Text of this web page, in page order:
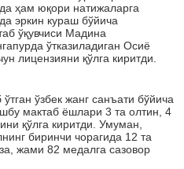
ҳам юқори натижаларга
эркин кураш бўйича
ўқувчиси Мадина
ўтказиладиган Осиё
лицензияни қўлга киритди.
ўзбек жанг санъати бўйича
мактаб ёшлари 3 та олтин, 4
қўлга киритди. Умуман,
биринчи чорагида 12 та
жами 82 медалга сазовор